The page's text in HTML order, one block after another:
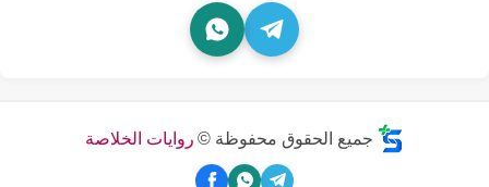
جميع الحقوق محفوظة © روايات الخلاصة